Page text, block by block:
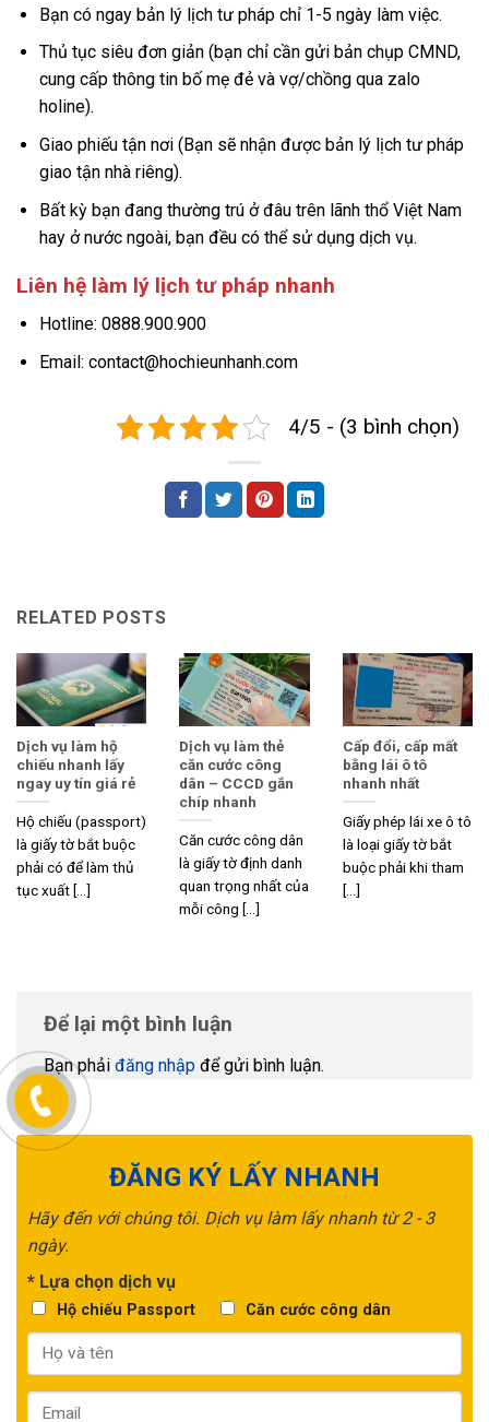
Bạn có ngay bản lý lịch tư pháp chỉ 1-5 ngày làm việc.
Thủ tục siêu đơn giản (bạn chỉ cần gửi bản chụp CMND,
cung cấp thông tin bố mẹ đẻ và vợ/chồng qua zalo
holine).
Giao phiếu tận nơi (Bạn sẽ nhận được bản lý lịch tư pháp
giao tận nhà riêng).
Bất kỳ bạn đang thường trú ở đâu trên lãnh thổ Việt Nam
hay ở nước ngoài, bạn đều có thể sử dụng dịch vụ.
Liên hệ làm lý lịch tư pháp nhanh
Hotline: 0888.900.900
Email: contact@hochieunhanh.com
4/5 - (3 bình chọn)
RELATED POSTS
Dịch vụ làm hộ
chiếu nhanh lấy
ngay uy tín giá rẻ
Hộ chiếu (passport)
là giấy tờ bắt buộc
phải có để làm thủ
tục xuất [...]
Dịch vụ làm thẻ
căn cước công
dân – CCCD gắn
chíp nhanh
Căn cước công dân
là giấy tờ định danh
quan trọng nhất của
mỗi công [...]
Cấp đổi, cấp mất
bằng lái ô tô
nhanh nhất
Giấy phép lái xe ô tô
là loại giấy tờ bắt
buộc phải khi tham
[...]
Để lại một bình luận
Bạn phải đăng nhập để gửi bình luận.
ĐĂNG KÝ LẤY NHANH
Hãy đến với chúng tôi. Dịch vụ làm lấy nhanh từ 2 - 3
ngày.
* Lựa chọn dịch vụ
Hộ chiếu Passport Căn cước công dân